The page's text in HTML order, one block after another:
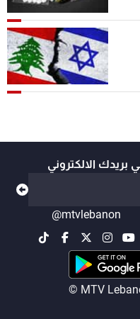
بريدك الالكتروني
@mtvlebanon
© MTV